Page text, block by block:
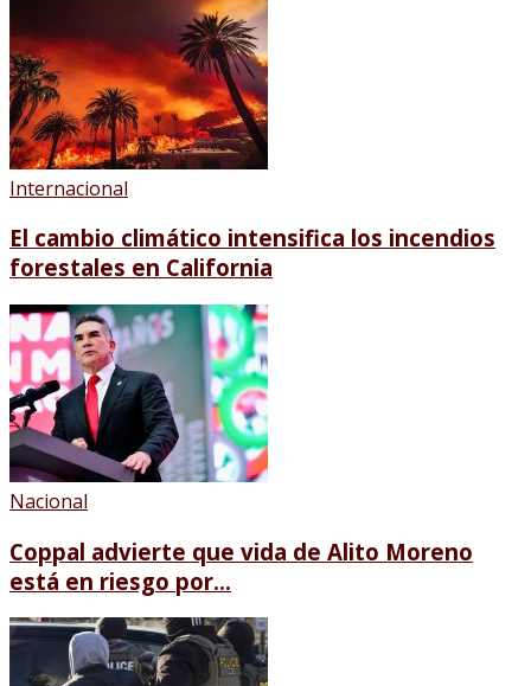
Internacional
El cambio climático intensifica los incendios
forestales en California
Nacional
Coppal advierte que vida de Alito Moreno
está en riesgo por...